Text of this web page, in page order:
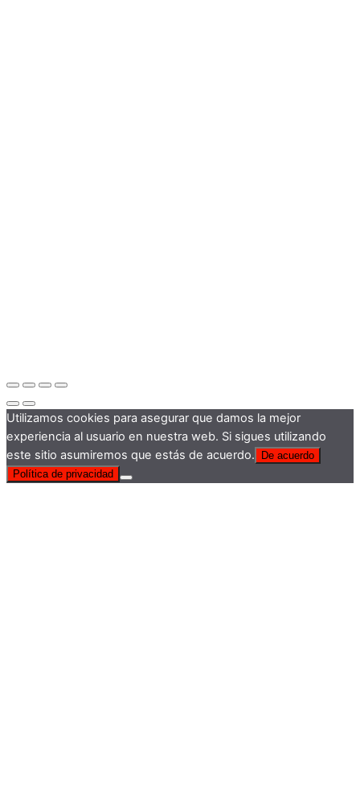
Utilizamos cookies para asegurar que damos la mejor
experiencia al usuario en nuestra web. Si sigues utilizando
este sitio asumiremos que estás de acuerdo.
De acuerdo
Política de privacidad